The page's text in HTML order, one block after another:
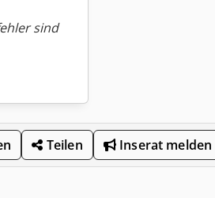
sind
Teilen Inserat melden